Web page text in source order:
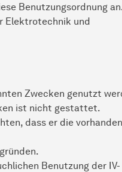
Benutzungsordnung
Elektrotechnik und
Zwecken genutzt
ist nicht gestattet.
dass er die
Benutzung der IV-